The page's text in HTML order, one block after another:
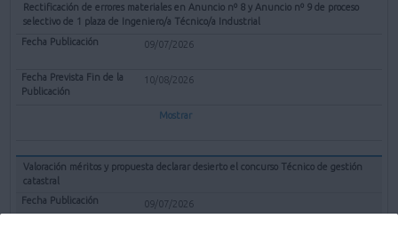
Rectificación de errores materiales en Anuncio nº 8 y Anuncio nº 9 de proceso
selectivo de 1 plaza de Ingeniero/a Técnico/a Industrial
09/07/2026
10/08/2026
Mostrar
Valoración méritos y propuesta declarar desierto el concurso Técnico de gestión
catastral
09/07/2026